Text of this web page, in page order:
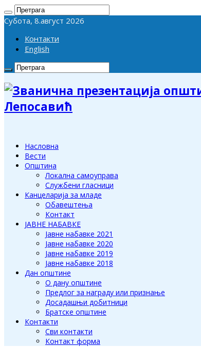
Субота, 8.август 2026
Контакти
English
Лепосавић
Насловна
Вести
Општина
Локална самоуправа
Службени гласници
Канцеларија за младе
Обавештења
Контакт
ЈАВНЕ НАБАВКЕ
Јавне набавке 2021
Јавне набавке 2020
Јавне набавке 2019
Јавне набавке 2018
Дан општине
О дану општине
Предлог за награду или признање
Досадашњи добитници
Братске општине
Контакти
Сви контакти
Контакт форма